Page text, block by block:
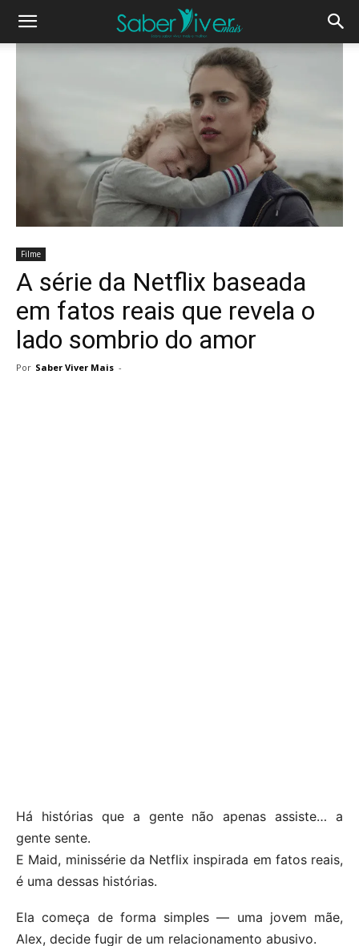
Filme
A série da Netflix baseada
em fatos reais que revela o
lado sombrio do amor
Por Saber Viver Mais -
Há histórias que a gente não apenas assiste… a
gente sente.
E Maid, minissérie da Netflix inspirada em fatos reais,
é uma dessas histórias.
Ela começa de forma simples — uma jovem mãe,
Alex, decide fugir de um relacionamento abusivo.